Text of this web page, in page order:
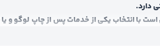
دارد.
است با انتخاب یکی از خدمات پس از چاپ لوگو